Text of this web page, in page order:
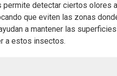
permite detectar ciertos olores a
que eviten las zonas
a mantener las superficies
a estos insectos.